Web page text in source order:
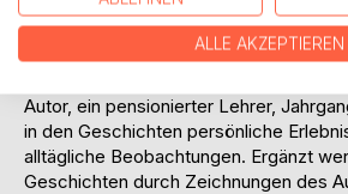
Kurzgeschichten, die es zu lesen
Nachfolgeband zu einer Serie
Autor, ein pensionierter Lehrer,
in den Geschichten persönliche
alltägliche Beobachtungen. Ergänzt
Geschichten durch Zeichnungen des
ALLE AKZEPTIEREN